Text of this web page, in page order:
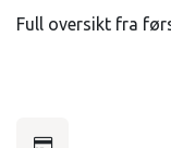
Full oversikt fra